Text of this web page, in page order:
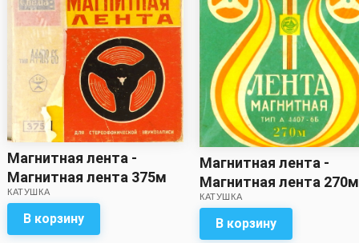
Магнитная лента -
Магнитная лента 375м
Свема (с записью)*
КАТУШКА
В корзину
Магнитная лента -
Магнитная лента
записью)
КАТУШКА
В корзину